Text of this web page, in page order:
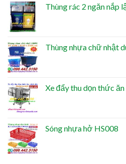
Thùng rác 2 ngăn nắp
Thùng nhựa chữ nhật
Xe đẩy thu dọn thức
Sóng nhựa hở HS008